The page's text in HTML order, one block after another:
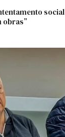
obras”